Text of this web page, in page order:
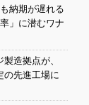
納期が遅れる
」に潜むワナ
造拠点が、
の先進工場に